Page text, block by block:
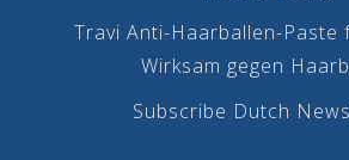
Travi Anti-Haarballen-Paste
Wirksam gegen
Subscribe Dutch